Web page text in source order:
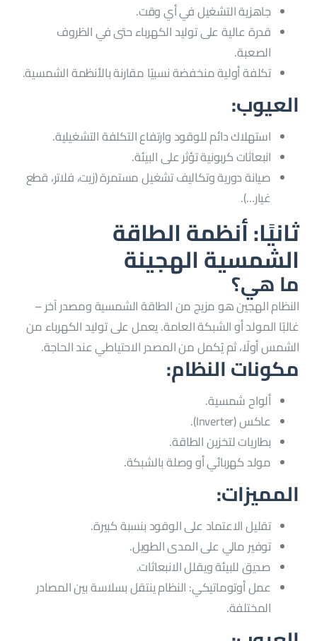
جاهزية التشغيل في أي وقت.
قدرة عالية على توليد الكهرباء حتى في الظروف
الصعبة.
تكلفة أولية منخفضة نسبيًا مقارنة بالأنظمة الشمسية.
العيوب:
استهلاك دائم للوقود وارتفاع التكلفة التشغيلية.
انبعاثات كربونية تؤثر على البيئة.
صيانة دورية وتكاليف تشغيل مستمرة (زيت، فلاتر، قطع
غيار…).
ثانيًا: أنظمة الطاقة
الشمسية الهجينة
ما هي؟
النظام الهجين هو مزيج من الطاقة الشمسية ومصدر آخر –
غالبًا المولد أو الشبكة العامة. يعمل على توليد الكهرباء من
الشمس أولًا، ثم يُكمل من المصدر الاحتياطي عند الحاجة.
مكونات النظام:
ألواح شمسية.
عاكس (Inverter).
بطاريات لتخزين الطاقة.
مولد كهربائي أو وصلة بالشبكة.
المميزات:
تقليل الاعتماد على الوقود بنسبة كبيرة.
توفير مالي على المدى الطويل.
صديق للبيئة ويقلل الانبعاثات.
عمل أوتوماتيكي: النظام ينتقل بسلاسة بين المصادر
المختلفة.